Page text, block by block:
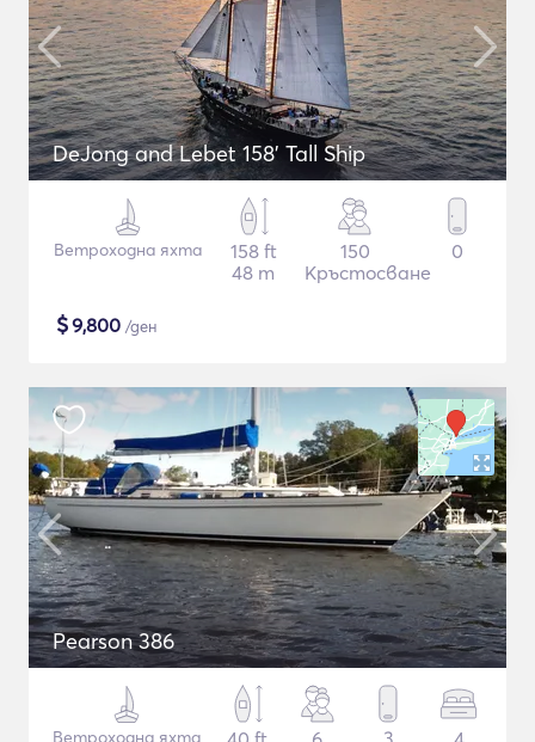
DeJong and Lebet 158' Tall Ship
Ветроходна яхта
158 ft
48 m
150
Кръстосване
0
$9,800 /ден
Pearson 386
Ветроходна яхта